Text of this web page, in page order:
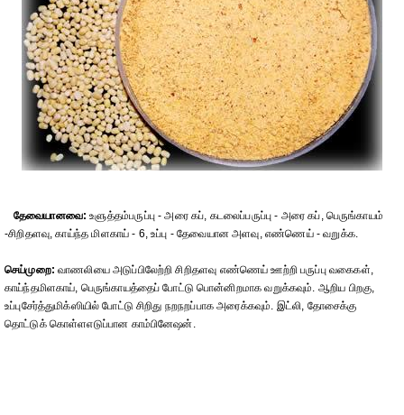
தேவையானவை: உளுத்தம்பருப்பு - அரை கப், கடலைப்பருப்பு - அரை கப், பெருங்காயம்
-சிறிதளவு, காய்ந்த மிளகாய் - 6, உப்பு - தேவையான அளவு, எண்ணெய் - வறுக்க.
செய்முறை: வாணலியை அடுப்பிலேற்றி சிறிதளவு எண்ணெய் ஊற்றி பருப்பு வகைகள்,
காய்ந்தமிளகாய், பெருங்காயத்தைப் போட்டு பொன்னிறமாக வறுக்கவும். ஆறிய பிறகு,
உப்புசேர்த்துமிக்ஸியில் போட்டு சிறிது நறநறப்பாக அரைக்கவும். இட்லி, தோசைக்கு
தொட்டுக் கொள்ளஎடுப்பான காம்பினேஷன்.